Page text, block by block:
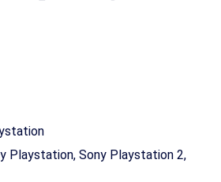
Playstation, Sony Playstation 2,